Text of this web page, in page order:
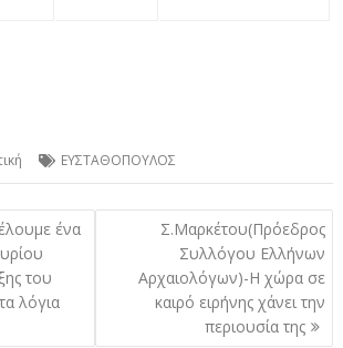
ΕΥΣΤΑΘΟΠΟΥΛΟΣ
ένα
του
λόγια
Σ.Μαρκέτου(Πρόεδρος
Συλλόγου Ελλήνων
Αρχαιολόγων)-Η χώρα σε
καιρό ειρήνης χάνει την
περιουσία της